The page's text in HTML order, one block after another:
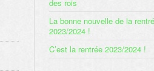
des rois
La bonne nouvelle de la
2023/2024 !
C’est la rentrée 2023/2024 !